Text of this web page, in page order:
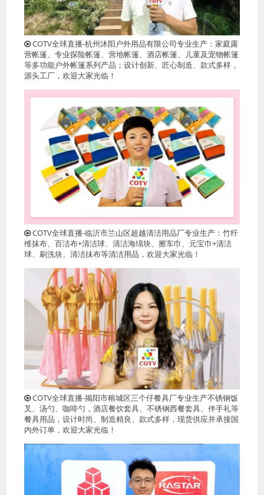
COTV全球直播-杭州沐阳户外用品有限公司专业生产：家庭露
营帐篷、专业探险帐篷、营地帐篷、酒店帐篷、儿童及宠物帐篷
等多功能户外帐篷系列产品；设计创新、匠心制造、款式多样，
源头工厂，欢迎大家光临！
COTV全球直播-临沂市兰山区超越清洁用品厂专业生产：竹纤
维抹布、百洁布+清洁球、清洁海绵块、擦车巾、元宝巾+清洁
球、刷洗块、清洁抺布等清洁用品，欢迎大家光临！
COTV全球直播-揭阳市榕城区三个仔餐具厂专业生产不锈钢饭
叉、汤勺、咖啡勺，酒店餐饮套具、不锈钢西餐套具、伴手礼等
餐具用品，设计时尚、制造精良、款式多样，现货供应并承接国
内外订单，欢迎大家光临！